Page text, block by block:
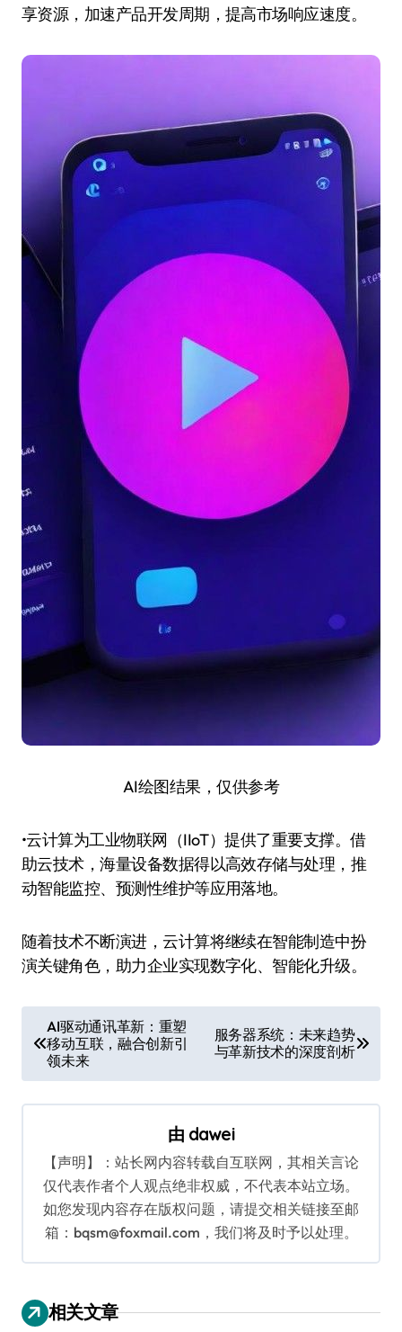
享资源，加速产品开发周期，提高市场响应速度。
AI绘图结果，仅供参考
•云计算为工业物联网（IIoT）提供了重要支撑。借
助云技术，海量设备数据得以高效存储与处理，推
动智能监控、预测性维护等应用落地。
随着技术不断演进，云计算将继续在智能制造中扮
演关键角色，助力企业实现数字化、智能化升级。
章
导
航
AI驱动通讯革新：重塑
移动互联，融合创新引
领未来
服务器系统：未来趋势
与革新技术的深度剖析
由 dawei
【声明】：站长网内容转载自互联网，其相关言论
仅代表作者个人观点绝非权威，不代表本站立场。
如您发现内容存在版权问题，请提交相关链接至邮
箱：bqsm@foxmail.com，我们将及时予以处理。
相关文章